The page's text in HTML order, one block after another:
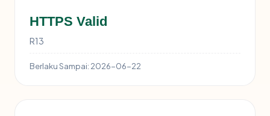
HTTPS Valid
R13
Berlaku Sampai: 2026-06-22